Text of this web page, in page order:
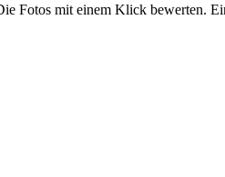
Fotos mit einem Klick bewerten.